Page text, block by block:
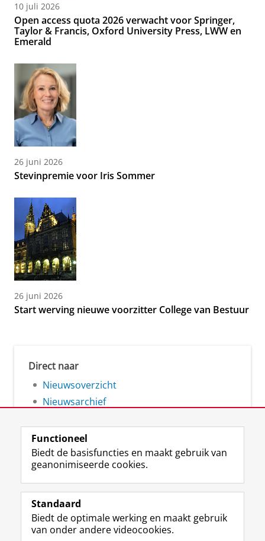
10 juli 2026
Open access quota 2026 verwacht voor Springer,
Taylor & Francis, Oxford University Press, LWW en
Emerald
26 juni 2026
Stevinpremie voor Iris Sommer
26 juni 2026
Start werving nieuwe voorzitter College van Bestuur
Direct naar
Nieuwsoverzicht
Nieuwsarchief
Volg de RUG
F
a
e
b
L
i
k
e
R
S
-
f
I
n
t
Y
o
T
Studiekiezers
Functioneel
Biedt de basisfuncties en maakt gebruik van
geanonimiseerde cookies.
Standaard
Biedt de optimale werking en maakt gebruik
van onder andere videocookies.